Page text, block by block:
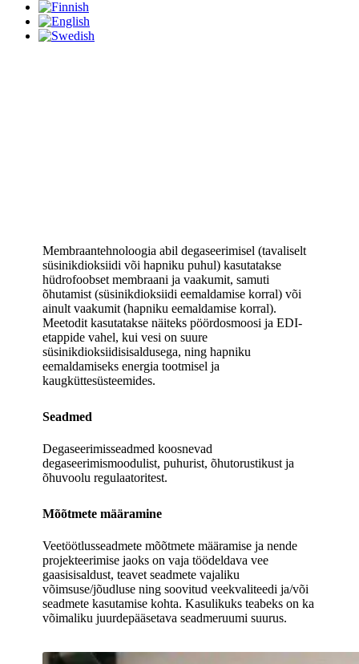
Membraantehnoloogia abil degaseerimisel (tavaliselt
süsinikdioksiidi või hapniku puhul) kasutatakse
hüdrofoobset membraani ja vaakumit, samuti
õhutamist (süsinikdioksiidi eemaldamise korral) või
ainult vaakumit (hapniku eemaldamise korral).
Meetodit kasutatakse näiteks pöördosmoosi ja EDI-
etappide vahel, kui vesi on suure
süsinikdioksiidisisaldusega, ning hapniku
eemaldamiseks energia tootmisel ja
kaugküttesüsteemides.
Seadmed
Degaseerimisseadmed koosnevad
degaseerimismoodulist, puhurist, õhutorustikust ja
õhuvoolu regulaatoritest.
Mõõtmete määramine
Veetöötlusseadmete mõõtmete määramise ja nende
projekteerimise jaoks on vaja töödeldava vee
gaasisisaldust, teavet seadmete vajaliku
võimsuse/jõudluse ning soovitud veekvaliteedi ja/või
seadmete kasutamise kohta. Kasulikuks teabeks on ka
võimaliku juurdepääsetava seadmeruumi suurus.